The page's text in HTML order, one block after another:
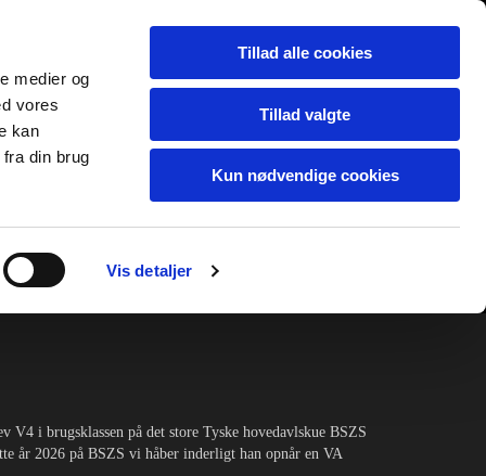
medier og
vores
kan
din brug
Vis detaljer
Tillad alle cookies
Tillad valgte
Kun nødvendige cookies
AVLSNYT LINKS MV.
i brugsklassen på det store Tyske hovedavlskue BSZS
år 2026 på BSZS vi håber inderligt han opnår en VA